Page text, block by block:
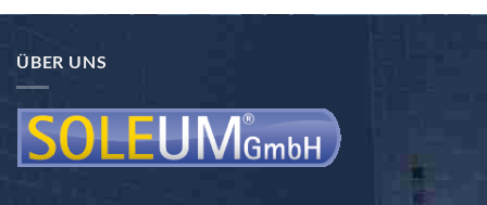
2.260,00 €
ÜBER UNS